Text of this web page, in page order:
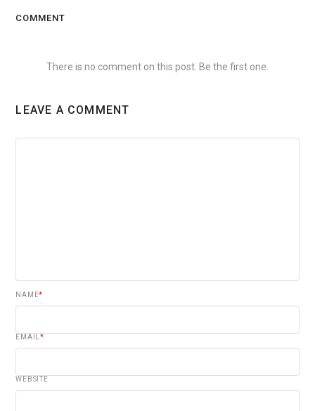
COMMENT
There is no comment on this post. Be the first one.
LEAVE A COMMENT
NAME*
EMAIL*
WEBSITE